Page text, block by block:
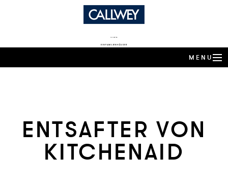
DIE BESTEN
EINFAMILIENHÄUSER
MENU
ARCHITEKTEN-PROFILE
PRODUKTTRENDS
EN­T­SAF­TER VON
KIT­CHEN­AID